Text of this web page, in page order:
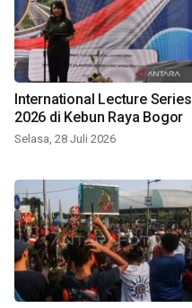
International Lecture Series
2026 di Kebun Raya Bogor
Selasa, 28 Juli 2026